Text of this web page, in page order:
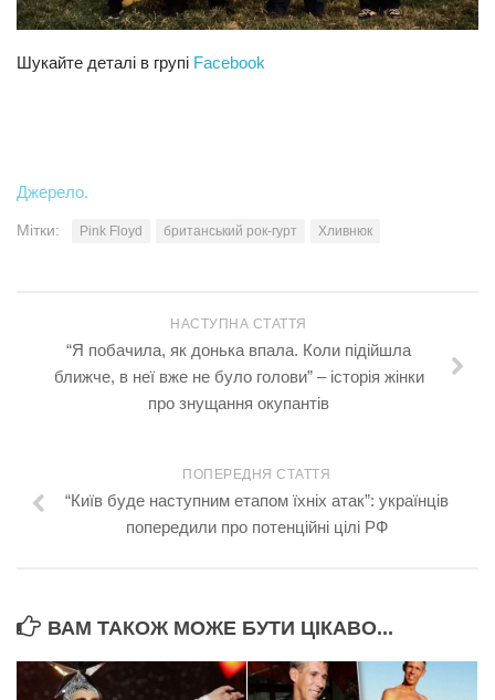
Шукайте деталі в групі Facebook
Джерело.
Мітки: Pink Floyd британський рок-гурт Хливнюк
НАСТУПНА СТАТТЯ
“Я побачила, як донька впала. Коли підійшла
ближче, в неї вже не було голови” – історія жінки
про знущання окупантів
ПОПЕРЕДНЯ СТАТТЯ
“Київ буде наступним етапом їхніх атак”: українців
попередили про потенційні цілі РФ
ВАМ ТАКОЖ МОЖЕ БУТИ ЦІКАВО...